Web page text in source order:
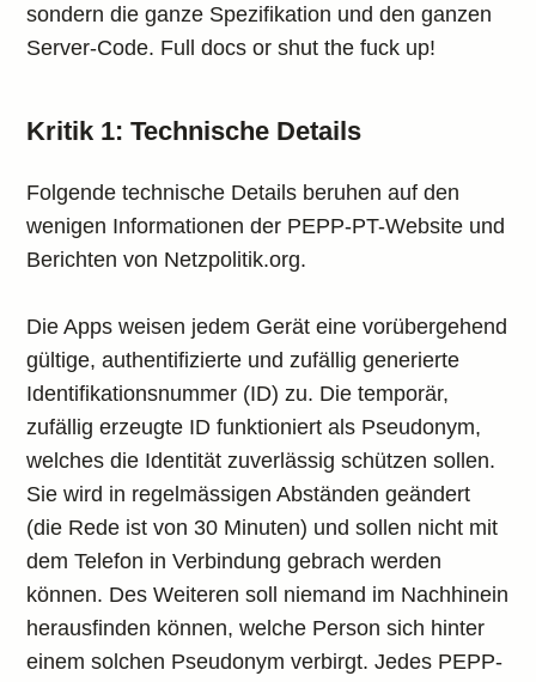
sondern die ganze Spezifikation und den ganzen
Server-Code. Full docs or shut the fuck up!
Kritik 1: Technische Details
Folgende technische Details beruhen auf den
wenigen Informationen der PEPP-PT-Website und
Berichten von Netzpolitik.org.
Die Apps weisen jedem Gerät eine vorübergehend
gültige, authentifizierte und zufällig generierte
Identifikationsnummer (ID) zu. Die temporär,
zufällig erzeugte ID funktioniert als Pseudonym,
welches die Identität zuverlässig schützen sollen.
Sie wird in regelmässigen Abständen geändert
(die Rede ist von 30 Minuten) und sollen nicht mit
dem Telefon in Verbindung gebrach werden
können. Des Weiteren soll niemand im Nachhinein
herausfinden können, welche Person sich hinter
einem solchen Pseudonym verbirgt. Jedes PEPP-